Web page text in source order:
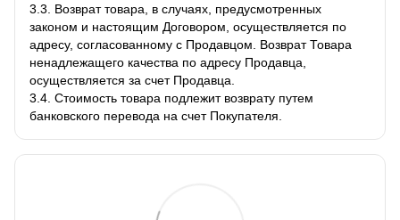
3.3. Возврат товара, в случаях, предусмотренных
законом и настоящим Договором, осуществляется по
адресу, согласованному с Продавцом. Возврат Товара
ненадлежащего качества по адресу Продавца,
осуществляется за счет Продавца.
3.4. Стоимость товара подлежит возврату путем
банковского перевода на счет Покупателя.